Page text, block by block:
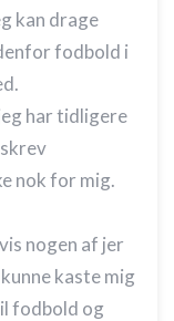
kan drage
fodbold i
har tidligere
nok for mig.
nogen af jer
kaste mig
fodbold og